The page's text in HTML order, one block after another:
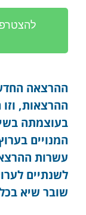
ההרצאה
ההרצאות,
בעוצמתה
המנויים
עשרות
לשנתיים
שובר שיא